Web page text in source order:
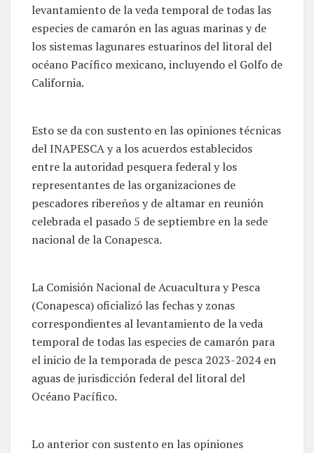
levantamiento de la veda temporal de todas las
especies de camarón en las aguas marinas y de
los sistemas lagunares estuarinos del litoral del
océano Pacífico mexicano, incluyendo el Golfo de
California.
Esto se da con sustento en las opiniones técnicas
del INAPESCA y a los acuerdos establecidos
entre la autoridad pesquera federal y los
representantes de las organizaciones de
pescadores ribereños y de altamar en reunión
celebrada el pasado 5 de septiembre en la sede
nacional de la Conapesca.
La Comisión Nacional de Acuacultura y Pesca
(Conapesca) oficializó las fechas y zonas
correspondientes al levantamiento de la veda
temporal de todas las especies de camarón para
el inicio de la temporada de pesca 2023-2024 en
aguas de jurisdicción federal del litoral del
Océano Pacífico.
Lo anterior con sustento en las opiniones